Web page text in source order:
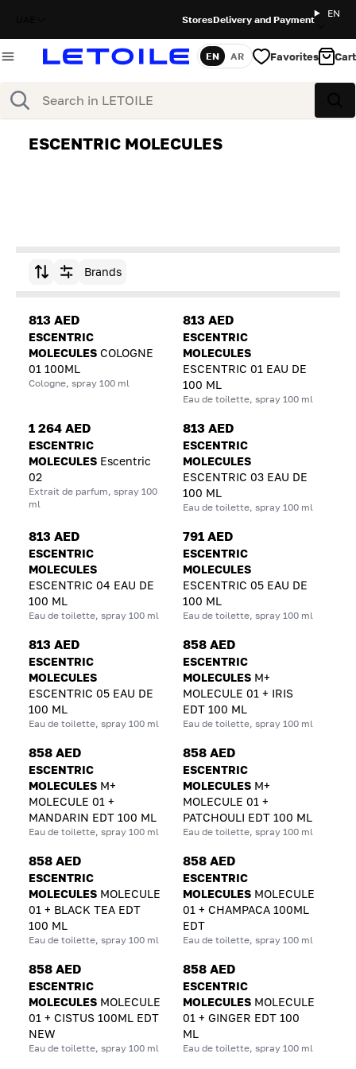
StoresDelivery and Payment
EN
Search
Language
EN AR Favorites Cart
ESCENTRIC MOLECULES
Sort by Brands
813 AED
ESCENTRIC
MOLECULES COLOGNE
01 100ML
Cologne, spray 100 ml
813 AED
ESCENTRIC
MOLECULES
ESCENTRIC 01 EAU DE
100 ML
Eau de toilette, spray 100 ml
1 264 AED
ESCENTRIC
MOLECULES Escentric
02
Extrait de parfum, spray 100
ml
813 AED
ESCENTRIC
MOLECULES
ESCENTRIC 03 EAU DE
100 ML
Eau de toilette, spray 100 ml
813 AED
ESCENTRIC
MOLECULES
ESCENTRIC 04 EAU DE
100 ML
Eau de toilette, spray 100 ml
791 AED
ESCENTRIC
MOLECULES
ESCENTRIC 05 EAU DE
100 ML
Eau de toilette, spray 100 ml
813 AED
ESCENTRIC
MOLECULES
ESCENTRIC 05 EAU DE
100 ML
Eau de toilette, spray 100 ml
858 AED
ESCENTRIC
MOLECULES M+
MOLECULE 01 + IRIS
EDT 100 ML
Eau de toilette, spray 100 ml
858 AED
ESCENTRIC
MOLECULES M+
MOLECULE 01 +
MANDARIN EDT 100 ML
Eau de toilette, spray 100 ml
858 AED
ESCENTRIC
MOLECULES M+
MOLECULE 01 +
PATCHOULI EDT 100 ML
Eau de toilette, spray 100 ml
858 AED
ESCENTRIC
MOLECULES MOLECULE
01 + BLACK TEA EDT
100 ML
Eau de toilette, spray 100 ml
858 AED
ESCENTRIC
MOLECULES MOLECULE
01 + CHAMPACA 100ML
EDT
Eau de toilette, spray 100 ml
858 AED
ESCENTRIC
MOLECULES MOLECULE
01 + CISTUS 100ML EDT
NEW
Eau de toilette, spray 100 ml
858 AED
ESCENTRIC
MOLECULES MOLECULE
01 + GINGER EDT 100
ML
Eau de toilette, spray 100 ml